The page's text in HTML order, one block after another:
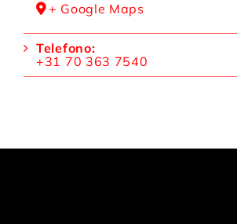
+ Google Maps
Telefono:
+31 70 363 7540